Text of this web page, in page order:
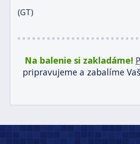
(GT)
Na balenie si zakladáme!
pripravujeme a zabalíme